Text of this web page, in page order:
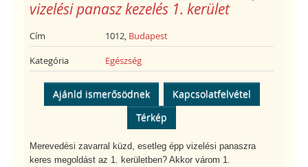
vizelési panasz kezelés 1. kerület
Cím 1012, Budapest
Kategória Egészség
Ajánld ismerősödnek
Kapcsolatfelvétel
Térkép
Merevedési zavarral küzd, esetleg épp vizelési panaszra
keres megoldást az 1. kerületben? Akkor várom 1.